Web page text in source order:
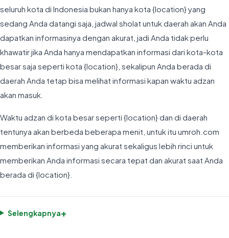
seluruh kota di Indonesia bukan hanya kota {location} yang
sedang Anda datangi saja, jadwal sholat untuk daerah akan Anda
dapatkan informasinya dengan akurat, jadi Anda tidak perlu
khawatir jika Anda hanya mendapatkan informasi dari kota-kota
besar saja seperti kota {location}, sekalipun Anda berada di
daerah Anda tetap bisa melihat informasi kapan waktu adzan
akan masuk.
Waktu adzan di kota besar seperti {location} dan di daerah
tentunya akan berbeda beberapa menit, untuk itu umroh.com
memberikan informasi yang akurat sekaligus lebih rinci untuk
memberikan Anda informasi secara tepat dan akurat saat Anda
berada di {location}.
Selengkapnya+